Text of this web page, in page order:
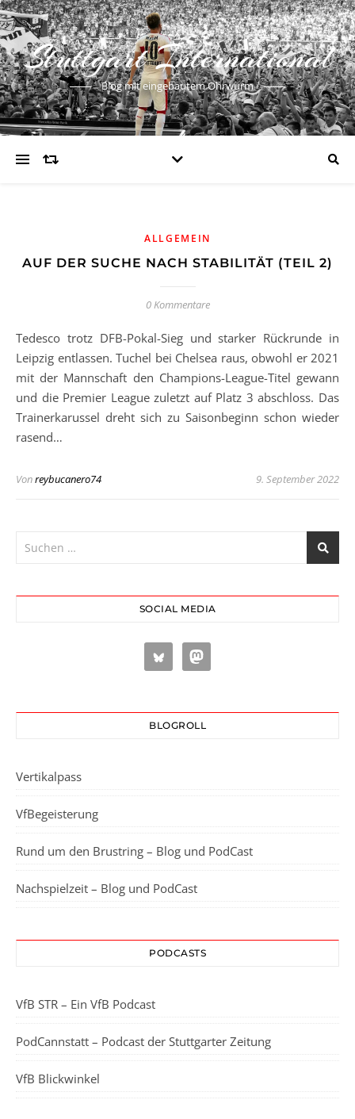
Stuttgart International
Blog mit eingebautem Ohrwurm
ALLGEMEIN
AUF DER SUCHE NACH STABILITÄT (TEIL 2)
0 Kommentare
Tedesco trotz DFB-Pokal-Sieg und starker Rückrunde in
Leipzig entlassen. Tuchel bei Chelsea raus, obwohl er 2021
mit der Mannschaft den Champions-League-Titel gewann
und die Premier League zuletzt auf Platz 3 abschloss. Das
Trainerkarussel dreht sich zu Saisonbeginn schon wieder
rasend…
Vonreybucanero74 9. September 2022
SOCIAL MEDIA
BLOGROLL
Vertikalpass
VfBegeisterung
Rund um den Brustring – Blog und PodCast
Nachspielzeit – Blog und PodCast
PODCASTS
VfB STR – Ein VfB Podcast
PodCannstatt – Podcast der Stuttgarter Zeitung
VfB Blickwinkel